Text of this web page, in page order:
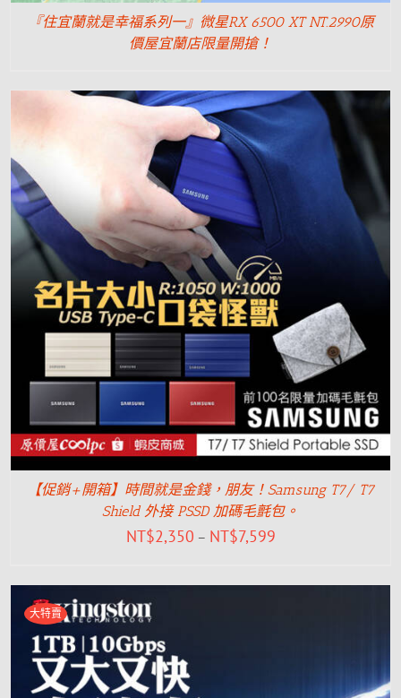
『住宜蘭就是幸福系列一』微星RX 6500 XT NT.2990原
價屋宜蘭店限量開搶！
【促銷+開箱】時間就是金錢，朋友！Samsung T7/ T7
Shield 外接 PSSD 加碼毛氈包。
NT$2,350 – NT$7,599
大特賣